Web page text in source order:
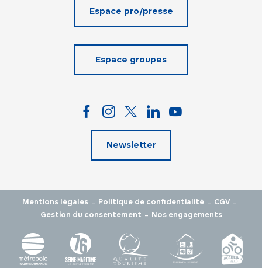
Espace pro/presse
Espace groupes
Newsletter
Mentions légales - Politique de confidentialité - CGV -
Gestion du consentement - Nos engagements